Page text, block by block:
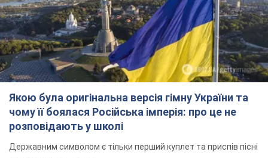
Якою була оригінальна версія гімну України та
чому її боялася Російська імперія: про це не
розповідають у школі
Державним символом є тільки перший куплет та приспів пісні